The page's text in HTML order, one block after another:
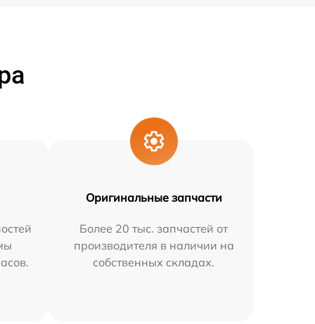
Оригинальные запчасти
Более 20 тыс. запчастей от
производителя в наличии на
собственных складах.